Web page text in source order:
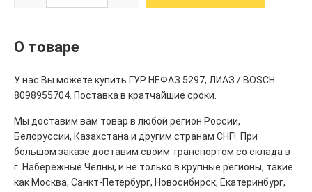
О товаре
У нас Вы можете купить ГУР НЕФАЗ 5297, ЛИАЗ / BOSCH
8098955704. Поставка в кратчайшие сроки.
Мы доставим вам товар в любой регион России,
Белоруссии, Казахстана и другим странам СНГ!. При
большом заказе доставим своим транспортом со склада в
г. Набережные Челны, и не только в крупные регионы, такие
как Москва, Санкт-Петербург, Новосибирск, Екатеринбург,